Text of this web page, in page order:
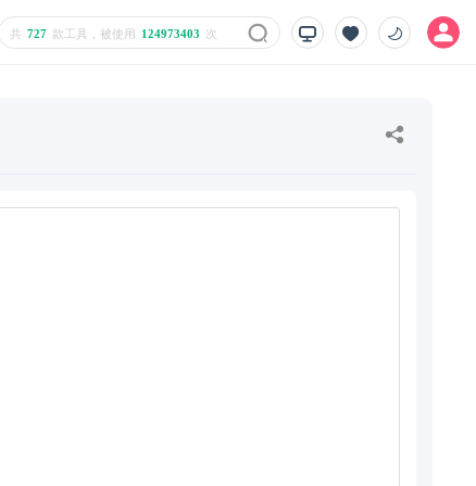
共 727 款工具，被使用 124973403 次